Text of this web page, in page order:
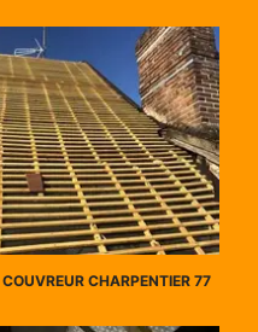
COUVREUR CHARPENTIER 77